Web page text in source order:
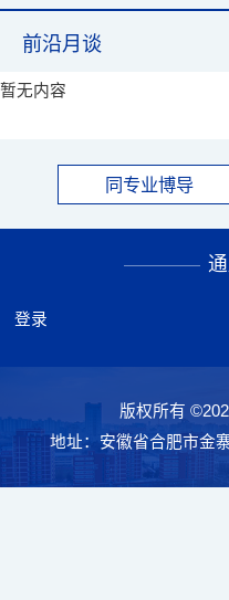
前沿月谈
暂无内容
同专业博导
登录
版权所有
地址：安徽省合肥市金